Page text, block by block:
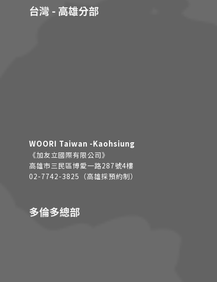
台灣 - 高雄分部
WOORI Taiwan -Kaohsiung
《加友立國際有限公司》
高雄市三民區博愛一路287號4樓
02-7742-3825（高雄採預約制）
多倫多總部